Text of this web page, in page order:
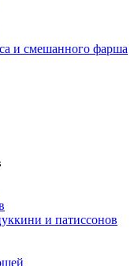
и смешанного фарша
и патиссонов